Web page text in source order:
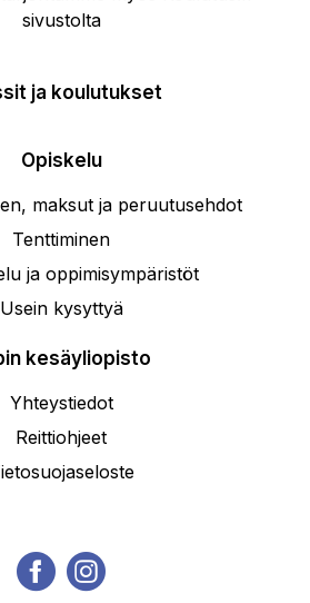
sivustolta
ja koulutukset
Opiskelu
maksut ja peruutusehdot
Tenttiminen
ja oppimisympäristöt
Usein kysyttyä
kesäyliopisto
Yhteystiedot
Reittiohjeet